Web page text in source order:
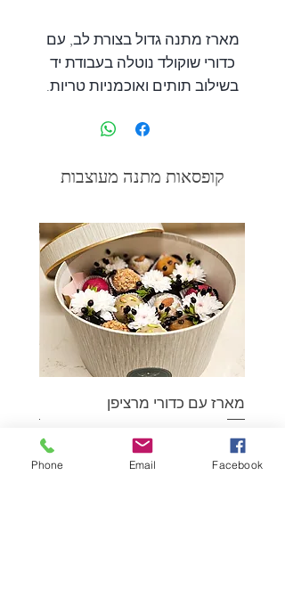
מארז מתנה גדול בצורת לב, עם
כדורי שוקולד נוטלה בעבודת יד
בשילוב תותים ואוכמניות טריות.
קופסאות מתנה מעוצבות
מארז עם כדורי מרציפן
מחיר מחיר
Phone Email Facebook